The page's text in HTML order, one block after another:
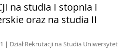
na studia I stopnia i
oraz na studia II
| Dział Rekrutacji na Studia Uniwersytet